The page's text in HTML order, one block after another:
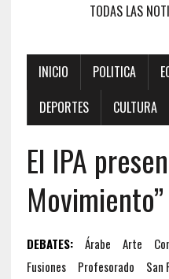
TODAS LAS
INICIO POLITICA
DEPORTES
CULTURA
El IPA
Movimiento”
DEBATES: Árabe Arte
Fusiones
Profesorado San